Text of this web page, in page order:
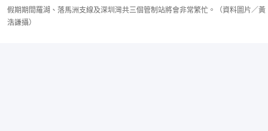
假期期間羅湖、落馬洲支線及深圳灣共三個管制站將會非常繁忙。（資料圖片／黃
浩謙攝）